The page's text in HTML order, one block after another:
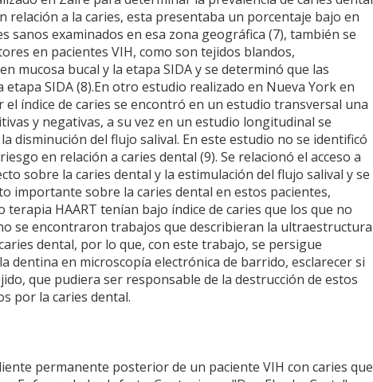
relación a la caries, esta presentaba un porcentaje bajo en
sanos examinados en esa zona geográfica (7), también se
en pacientes VIH, como son tejidos blandos,
mucosa bucal y la etapa SIDA y se determinó que las
SIDA (8).En otro estudio realizado en Nueva York en
índice de caries se encontró en un estudio transversal una
y negativas, a su vez en un estudio longitudinal se
disminución del flujo salival. En este estudio no se identificó
en relación a caries dental (9). Se relacionó el acceso a
sobre la caries dental y la estimulación del flujo salival y se
importante sobre la caries dental en estos pacientes,
HAART tenían bajo índice de caries que los que no
se encontraron trabajos que describieran la ultraestructura
dental, por lo que, con este trabajo, se persigue
dentina en microscopía electrónica de barrido, esclarecer si
que pudiera ser responsable de la destrucción de estos
por la caries dental.
permanente posterior de un paciente VIH con caries que